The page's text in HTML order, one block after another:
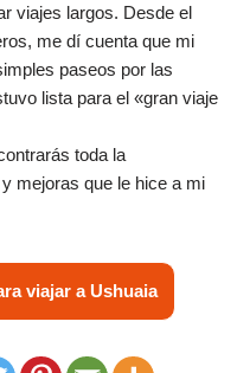
viajes largos. Desde el
me dí cuenta que mi
paseos por las
lista para el «gran viaje
toda la
mejoras que le hice a mi
viajar a Ushuaia